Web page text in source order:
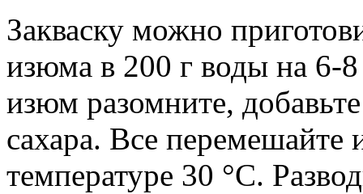
Закваску можно
изюма в 200 г воды на 6-
изюм разомните,
сахара. Все перемешайте
температуре 30 °C.